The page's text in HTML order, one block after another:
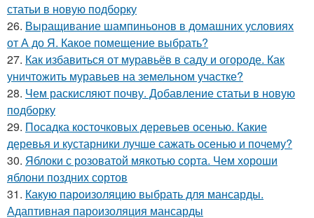
статьи в новую подборку
26. Выращивание шампиньонов в домашних условиях
от А до Я. Какое помещение выбрать?
27. Как избавиться от муравьёв в саду и огороде. Как
уничтожить муравьев на земельном участке?
28. Чем раскисляют почву. Добавление статьи в новую
подборку
29. Посадка косточковых деревьев осенью. Какие
деревья и кустарники лучше сажать осенью и почему?
30. Яблоки с розоватой мякотью сорта. Чем хороши
яблони поздних сортов
31. Какую пароизоляцию выбрать для мансарды.
Адаптивная пароизоляция мансарды